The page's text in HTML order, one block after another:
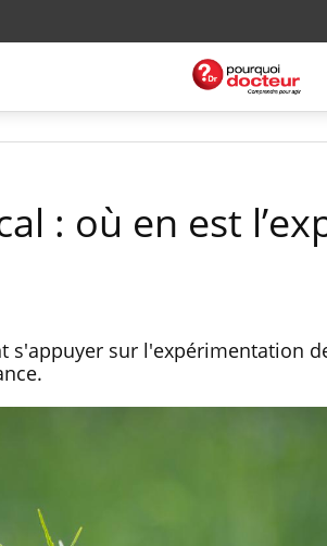
: où en est
s'appuyer sur l'expérimentation